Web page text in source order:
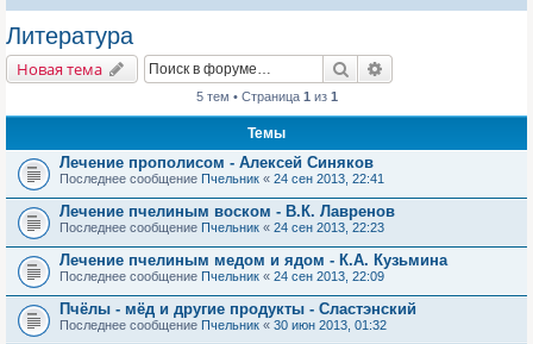
Литература
Новая тема Поиск
5 тем • Страница 1 из 1
Темы
Лечение прополисом - Алексей Синяков
Последнее сообщение Пчельник « 24 сен 2013, 22:41
Лечение пчелиным воском - В.К. Лавренов
Последнее сообщение Пчельник « 24 сен 2013, 22:23
Лечение пчелиным медом и ядом - К.А. Кузьмина
Последнее сообщение Пчельник « 24 сен 2013, 22:09
Пчёлы - мёд и другие продукты - Сластэнский
Последнее сообщение Пчельник « 30 июн 2013, 01:32